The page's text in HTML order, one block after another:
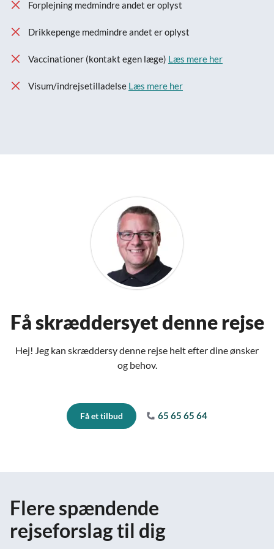
Forplejning medmindre andet er oplyst
Drikkepenge medmindre andet er oplyst
Vaccinationer (kontakt egen læge) Læs mere her
Visum/indrejsetilladelse Læs mere her
Få skræddersyet denne rejse
Hej! Jeg kan skræddersy denne rejse helt efter dine ønsker
og behov.
Få et tilbud 65 65 65 64
Flere spændende
rejseforslag til dig